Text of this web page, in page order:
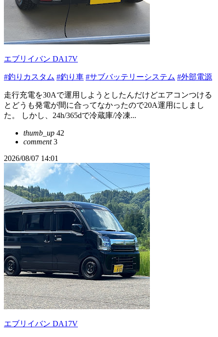
エブリイバン DA17V
#釣りカスタム #釣り車 #サブバッテリーシステム #外部電源
走行充電を30Aで運用しようとしたんだけどエアコンつける
とどうも発電が間に合ってなかったので20A運用にしまし
た。 しかし、24h/365dで冷蔵庫/冷凍...
thumb_up 42
comment3
2026/08/07 14:01
エブリイバン DA17V